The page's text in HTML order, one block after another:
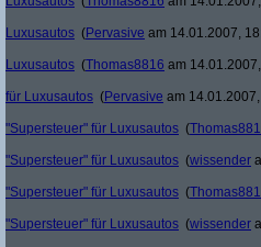
Luxusautos (Pervasive am 14.01.2007,
Luxusautos (Thomas8816 am
für Luxusautos (Pervasive am
"Supersteuer" für Luxusautos (
"Supersteuer" für Luxusautos (wissender
"Supersteuer" für Luxusautos (
"Supersteuer" für Luxusautos (wissender